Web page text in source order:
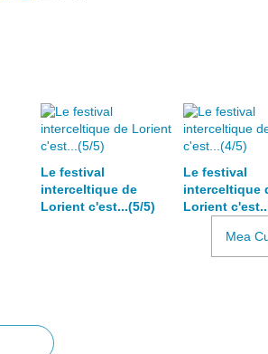
Le festival
interceltique de
Lorient c'est...(5/5)
Le festival
interceltique
Lorient
Mea